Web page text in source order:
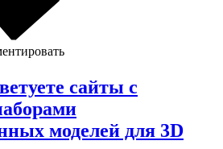
сайты с
моделей для 3D